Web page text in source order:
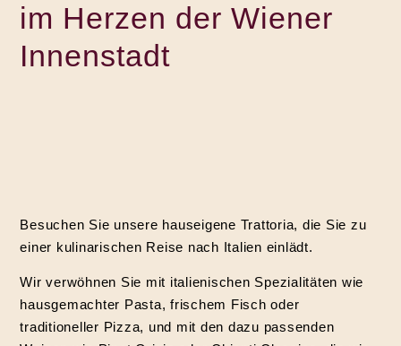
im Herzen der Wiener
Innenstadt
Besuchen Sie unsere hauseigene Trattoria, die Sie zu
einer kulinarischen Reise nach Italien einlädt.
Wir verwöhnen Sie mit italienischen Spezialitäten wie
hausgemachter Pasta, frischem Fisch oder
traditioneller Pizza, und mit den dazu passenden